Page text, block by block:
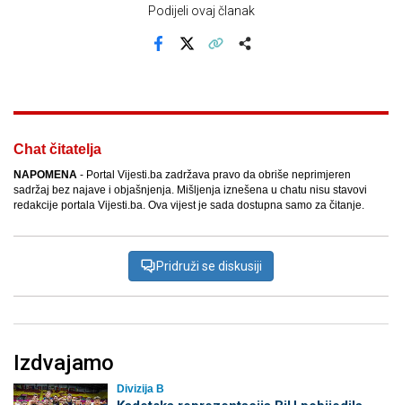
Podijeli ovaj članak
Chat čitatelja
NAPOMENA - Portal Vijesti.ba zadržava pravo da obriše neprimjeren
sadržaj bez najave i objašnjenja. Mišljenja iznešena u chatu nisu stavovi
redakcije portala Vijesti.ba. Ova vijest je sada dostupna samo za čitanje.
Pridruži se diskusiji
Izdvajamo
Divizija B